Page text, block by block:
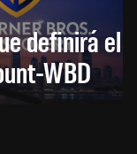
definirá el
WBD